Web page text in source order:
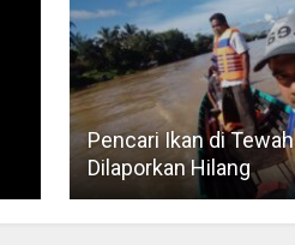
Pencari Ikan di Tewah
Dilaporkan Hilang